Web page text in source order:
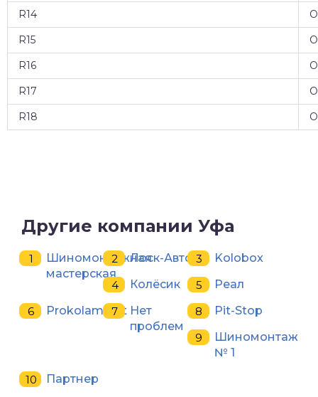
R14
R15
R16
R17
R18
Другие компании Уфа
Шиномонтажная
мастерская
Лоск-Авто
Kolobox
Колёсик
Реал
Prokolam.Net Нет
проблем
Pit-Stop
Шиномонтаж
№ 1
Партнер